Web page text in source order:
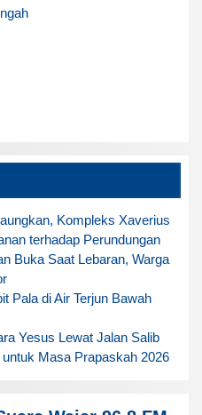
Kompleks Xaverius
terhadap Perundungan
Buka Saat Lebaran, Warga
Pala di Air Terjun Bawah
Yesus Lewat Jalan Salib
Masa Prapaskah 2026